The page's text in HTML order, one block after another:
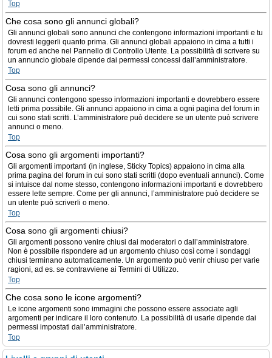
Top
Che cosa sono gli annunci globali?
Gli annunci globali sono annunci che contengono informazioni importanti e tu
dovresti leggerli quanto prima. Gli annunci globali appaiono in cima a tutti i
forum ed anche nel Pannello di Controllo Utente. La possibilità di scrivere su
un annuncio globale dipende dai permessi concessi dall’amministratore.
Top
Cosa sono gli annunci?
Gli annunci contengono spesso informazioni importanti e dovrebbero essere
letti prima possibile. Gli annunci appaiono in cima a ogni pagina del forum in
cui sono stati scritti. L’amministratore può decidere se un utente può scrivere
annunci o meno.
Top
Cosa sono gli argomenti importanti?
Gli argomenti importanti (in inglese, Sticky Topics) appaiono in cima alla
prima pagina del forum in cui sono stati scritti (dopo eventuali annunci). Come
si intuisce dal nome stesso, contengono informazioni importanti e dovrebbero
essere lette sempre. Come per gli annunci, l’amministratore può decidere se
un utente può scriverli o meno.
Top
Cosa sono gli argomenti chiusi?
Gli argomenti possono venire chiusi dai moderatori o dall’amministratore.
Non è possibile rispondere ad un argomento chiuso così come i sondaggi
chiusi terminano automaticamente. Un argomento può venir chiuso per varie
ragioni, ad es. se contravviene ai Termini di Utilizzo.
Top
Che cosa sono le icone argomenti?
Le icone argomenti sono immagini che possono essere associate agli
argomenti per indicare il loro contenuto. La possibilità di usarle dipende dai
permessi impostati dall’amministratore.
Top